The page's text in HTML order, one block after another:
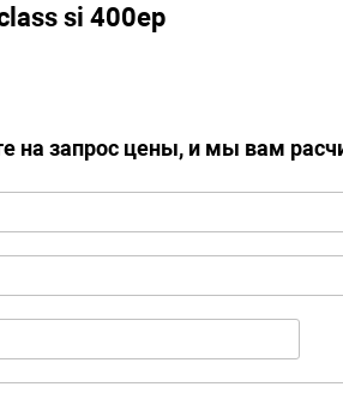
si 400ep
на запрос цены, и мы вам